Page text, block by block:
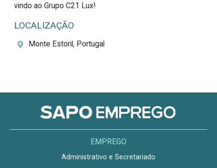
vindo ao Grupo C21 Lux!
LOCALIZAÇÃO
Monte Estoril, Portugal
EMPREGO
Administrativo e Secretariado